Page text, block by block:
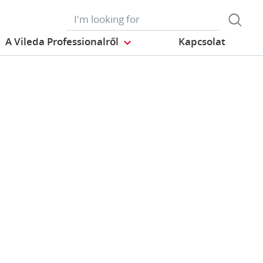
A Vileda Professionalről Kapcsolat